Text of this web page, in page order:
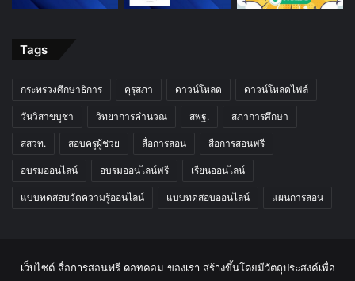
Tags
กระทรวงศึกษาธิการ คุรุสภา ดาวน์โหลด ดาวน์โหลดไฟล์
วันวิสาขบูชา วิทยาการคำนวณ สพฐ. สภาการศึกษา
สสวท. สอบครูผู้ช่วย สื่อการสอน สื่อการสอนฟรี
อบรมออนไลน์ อบรมออนไลน์ฟรี เรียนออนไลน์
แบบทดสอบวัดความรู้ออนไลน์ แบบทดสอบออนไลน์ แผนการสอน
เว็บไซต์ สื่อการสอนฟรี ดอทคอม ของเรา สร้างขึ้นโดยมีวัตถุประสงค์เพื่อ